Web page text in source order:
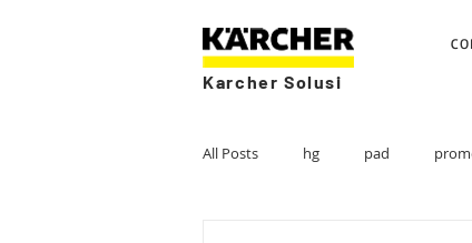
Karcher Solusi
All Posts hg pad